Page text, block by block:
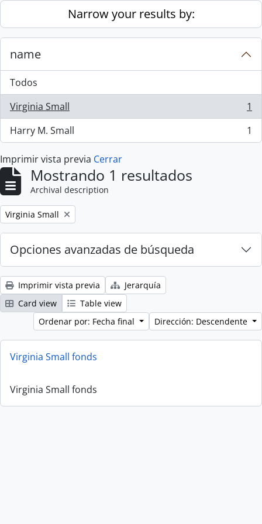
Skip to main contentNarrow your results by:
name
Todos
Virginia Small
, 1 resultados
1
Harry M. Small
, 1 resultados 1
Imprimir vista previa Cerrar
Mostrando 1 resultados
Archival description
Remove filter:
Virginia Small
Opciones avanzadas de búsqueda
Imprimir vista previa
Jerarquía
Card view
Table view
Ordenar por: Fecha final
Dirección: Descendente
Virginia Small fonds
Virginia Small fonds